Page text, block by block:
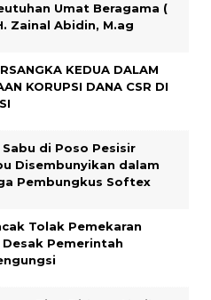
Umat Beragama (
Zainal Abidin, M.ag
KEDUA DALAM
KORUPSI DANA CSR DI
di Poso Pesisir
Disembunyikan dalam
Pembungkus Softex
Tolak Pemekaran
Desak Pemerintah